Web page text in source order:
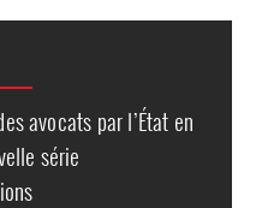
avocats par l’État en
série